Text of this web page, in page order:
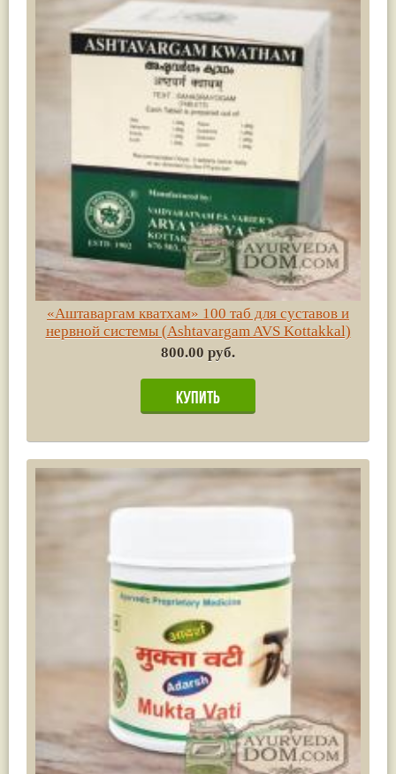
«Аштаваргам кватхам» 100 таб для суставов и
нервной системы (Аshtavargam AVS Kottakkal)
800.00 руб.